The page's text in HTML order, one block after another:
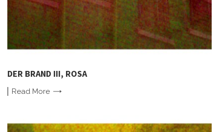
DER BRAND III, ROSA
Read More